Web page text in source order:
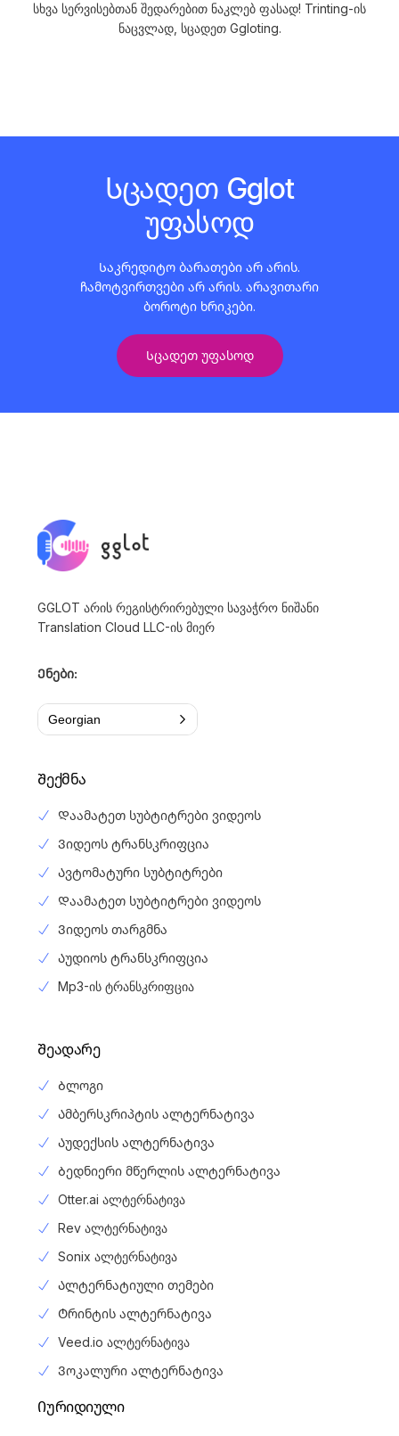
სხვა სერვისებთან შედარებით ნაკლებ ფასად! Trinting-ის
ნაცვლად, სცადეთ Ggloting.
Სცადეთ Gglot
უფასოდ
Საკრედიტო ბარათები არ არის.
ჩამოტვირთვები არ არის. არავითარი
ბოროტი ხრიკები.
Სცადეთ უფასოდ
GGLOT არის რეგისტრირებული სავაჭრო ნიშანი
Translation Cloud LLC-ის მიერ
Ენები:
Georgian
Შექმნა
Დაამატეთ სუბტიტრები ვიდეოს
Ვიდეოს ტრანსკრიფცია
Ავტომატური სუბტიტრები
Დაამატეთ სუბტიტრები ვიდეოს
Ვიდეოს თარგმნა
Აუდიოს ტრანსკრიფცია
Mp3-ის ტრანსკრიფცია
Შეადარე
Ბლოგი
Ამბერსკრიპტის ალტერნატივა
Აუდექსის ალტერნატივა
Ბედნიერი მწერლის ალტერნატივა
Otter.ai ალტერნატივა
Rev ალტერნატივა
Sonix ალტერნატივა
Ალტერნატიული თემები
Ტრინტის ალტერნატივა
Veed.io ალტერნატივა
Ვოკალური ალტერნატივა
Იურიდიული